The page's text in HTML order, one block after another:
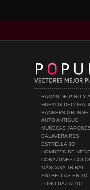
RAMAS DE PINO Y
HUEVOS
BANNERS GRUNGE
AUTO ANTIGUO
MUÑECAS
CALAVERA RSS
ESTRELLA 3D
HOMBRES DE
CORAZONES
MÁSCARA TRIBAL
ESTRELLAS EN 3D
LOGO GAZ AUTO